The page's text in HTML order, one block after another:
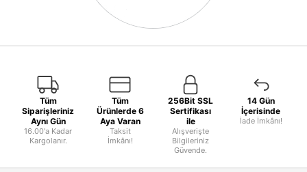
Tüm
Siparişleriniz
Aynı Gün
16.00'a Kadar
Kargolanır.
Tüm
Ürünlerde 6
Aya Varan
Taksit
İmkânı!
256Bit SSL
Sertifikası
ile
Alışverişte
Bilgileriniz
Güvende.
14 Gün
İçerisinde
İade İmkânı!